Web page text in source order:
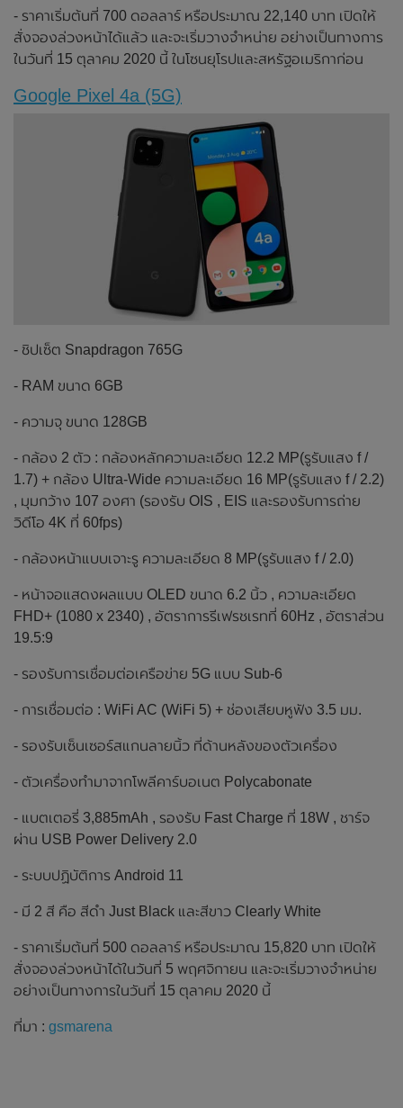
- ราคาเริ่มต้นที่ 700 ดอลลาร์ หรือประมาณ 22,140 บาท เปิดให้
สั่งจองล่วงหน้าได้แล้ว และจะเริ่มวางจำหน่าย อย่างเป็นทางการ
ในวันที่ 15 ตุลาคม 2020 นี้ ในโซนยุโรปและสหรัฐอเมริกาก่อน
Google Pixel 4a (5G)
- ชิปเซ็ต Snapdragon 765G
- RAM ขนาด 6GB
- ความจุ ขนาด 128GB
- กล้อง 2 ตัว : กล้องหลักความละเอียด 12.2 MP(รูรับแสง f /
1.7) + กล้อง Ultra-Wide ความละเอียด 16 MP(รูรับแสง f / 2.2)
, มุมกว้าง 107 องศา (รองรับ OIS , EIS และรองรับการถ่าย
วิดีโอ 4K ที่ 60fps)
- กล้องหน้าแบบเจาะรู ความละเอียด 8 MP(รูรับแสง f / 2.0)
- หน้าจอแสดงผลแบบ OLED ขนาด 6.2 นิ้ว , ความละเอียด
FHD+ (1080 x 2340) , อัตราการรีเฟรชเรทที่ 60Hz , อัตราส่วน
19.5:9
- รองรับการเชื่อมต่อเครือข่าย 5G แบบ Sub-6
- การเชื่อมต่อ : WiFi AC (WiFi 5) + ช่องเสียบหูฟัง 3.5 มม.
- รองรับเซ็นเซอร์สแกนลายนิ้ว ที่ด้านหลังของตัวเครื่อง
- ตัวเครื่องทำมาจากโพลีคาร์บอเนต Polycabonate
- แบตเตอรี่ 3,885mAh , รองรับ Fast Charge ที่ 18W , ชาร์จ
ผ่าน USB Power Delivery 2.0
- ระบบปฏิบัติการ Android 11
- มี 2 สี คือ สีดำ Just Black และสีขาว Clearly White
- ราคาเริ่มต้นที่ 500 ดอลลาร์ หรือประมาณ 15,820 บาท เปิดให้
สั่งจองล่วงหน้าได้ในวันที่ 5 พฤศจิกายน และจะเริ่มวางจำหน่าย
อย่างเป็นทางการในวันที่ 15 ตุลาคม 2020 นี้
ที่มา : gsmarena